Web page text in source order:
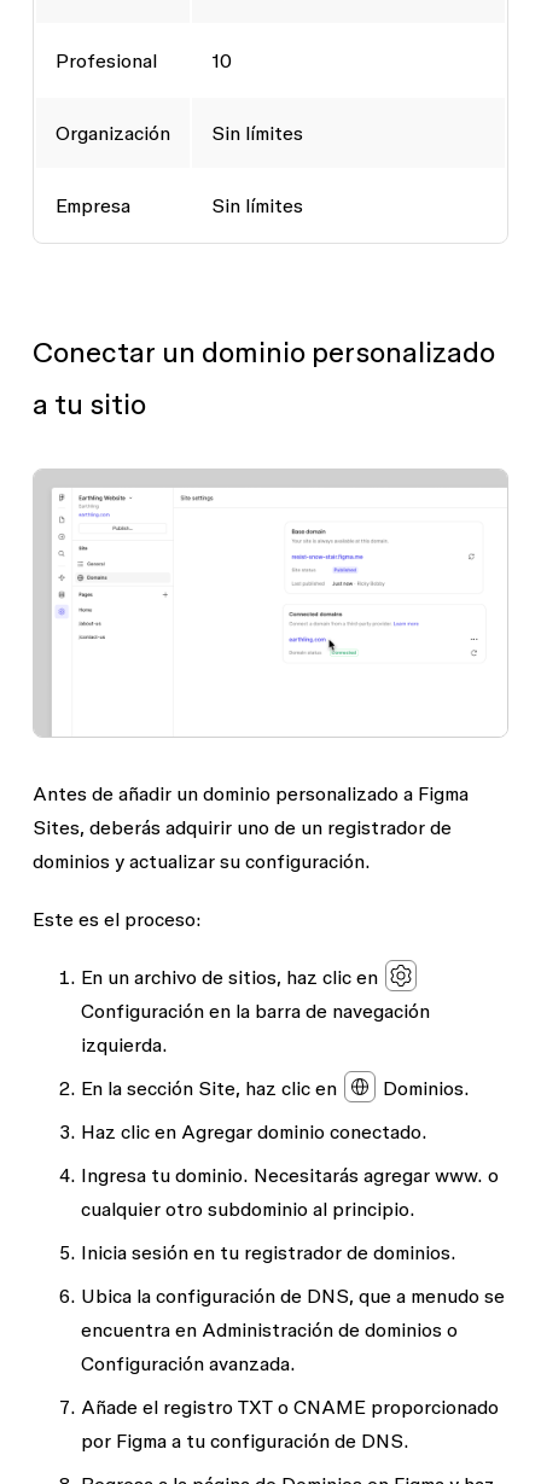
Profesional 10
Organización Sin límites
Empresa Sin límites
Conectar un dominio personalizado
a tu sitio
Antes de añadir un dominio personalizado a Figma
Sites, deberás adquirir uno de un registrador de
dominios y actualizar su configuración.
Este es el proceso:
En un archivo de sitios, haz clic en
Configuraciónen la barra de navegación
izquierda.
En la sección Site, haz clic en
Dominios.
Haz clic en Agregar dominio conectado.
Ingresa tu dominio. Necesitarás agregar www. o
cualquier otro subdominio al principio.
Inicia sesión en tu registrador de dominios.
Ubica la configuración de DNS, que a menudo se
encuentra en Administración de dominioso
Configuración avanzada.
Añade el registro TXT o CNAME proporcionado
por Figma a tu configuración de DNS.